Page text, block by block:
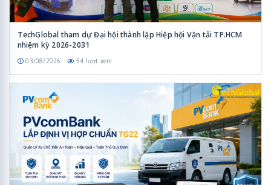
TechGlobal tham dự Đại hội thành lập Hiệp hội Vận tải TP.HCM
nhiệm kỳ 2026-2031
03/08/2026 54 lượt xem